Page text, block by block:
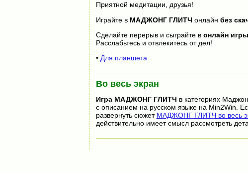
Приятной медитации, друзья!
Играйте в МАДЖОНГ ГЛИТЧ онлайн без
Сделайте перерыв и сыграйте в онлайн игры
Расслабьтесь и отвлекитесь от дел!
• Для планшета
Во весь экран
Игра МАДЖОНГ ГЛИТЧ в категориях
с описанием на русском языке на Min2Win.
развернуть сюжет МАДЖОНГ ГЛИТЧ во весь
действительно имеет смысл рассмотреть